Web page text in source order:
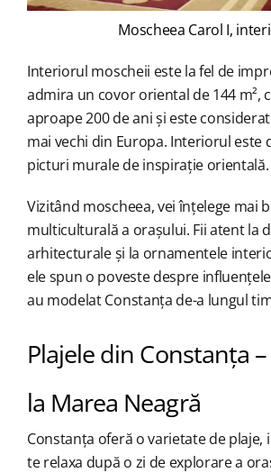
Moscheea Carol I,
Interiorul moscheii este la fel de
admira un covor oriental de 144 m²,
aproape 200 de ani și este
mai vechi din Europa. Interiorul este
picturi murale de inspirație orientală.
Vizitând moscheea, vei înțelege mai
multiculturală a orașului. Fii atent la
arhitecturale și la ornamentele
ele spun o poveste despre
au modelat Constanța de-a lungul
Plajele din Constanța
la Marea Neagră
Constanța oferă o varietate de plaje,
te relaxa după o zi de explorare a